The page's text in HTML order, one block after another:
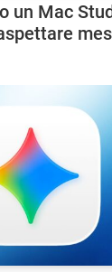
un Mac